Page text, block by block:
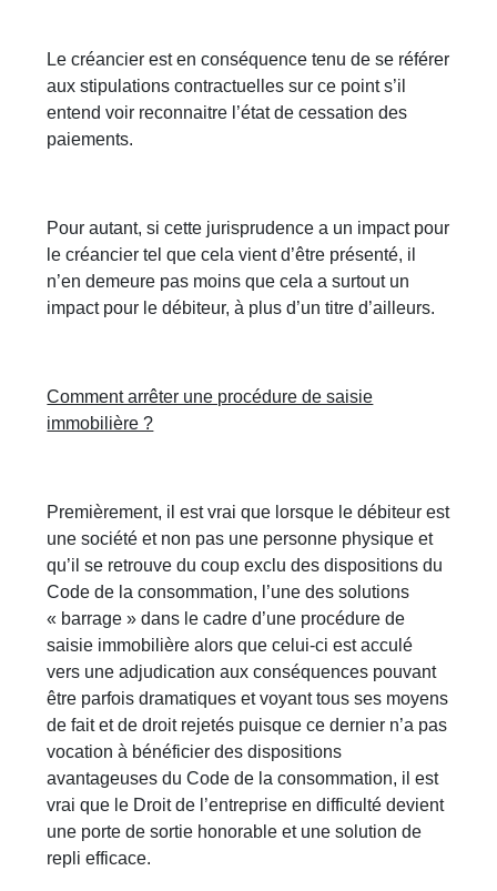
Le créancier est en conséquence tenu de se référer
aux stipulations contractuelles sur ce point s’il
entend voir reconnaitre l’état de cessation des
paiements.
Pour autant, si cette jurisprudence a un impact pour
le créancier tel que cela vient d’être présenté, il
n’en demeure pas moins que cela a surtout un
impact pour le débiteur, à plus d’un titre d’ailleurs.
Comment arrêter une procédure de saisie
immobilière ?
Premièrement, il est vrai que lorsque le débiteur est
une société et non pas une personne physique et
qu’il se retrouve du coup exclu des dispositions du
Code de la consommation, l’une des solutions
« barrage » dans le cadre d’une procédure de
saisie immobilière alors que celui-ci est acculé
vers une adjudication aux conséquences pouvant
être parfois dramatiques et voyant tous ses moyens
de fait et de droit rejetés puisque ce dernier n’a pas
vocation à bénéficier des dispositions
avantageuses du Code de la consommation, il est
vrai que le Droit de l’entreprise en difficulté devient
une porte de sortie honorable et une solution de
repli efficace.